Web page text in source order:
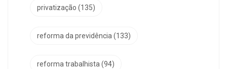
privatização (135)
reforma da previdência(133)
reforma trabalhista(94)